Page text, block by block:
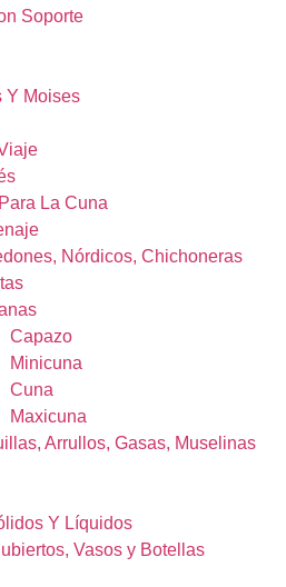
Soporte
Y Moises
La Cuna
Nórdicos, Chichoneras
Capazo
Minicuna
Cuna
Maxicuna
Arrullos, Gasas, Muselinas
Y Líquidos
Vasos y Botellas